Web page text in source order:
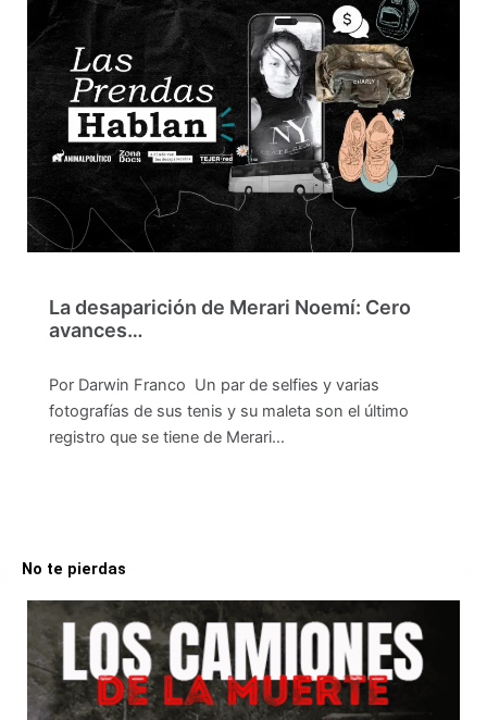
La desaparición de Merari Noemí: Cero
avances…
Por Darwin Franco Un par de selfies y varias
fotografías de sus tenis y su maleta son el último
registro que se tiene de Merari…
No te pierdas